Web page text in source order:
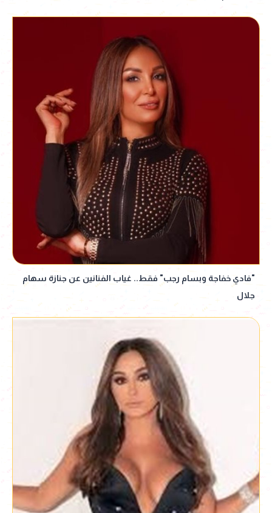
"فادي خفاجة وبسام رجب" فقط.. غياب الفنانين عن جنازة سهام
جلال